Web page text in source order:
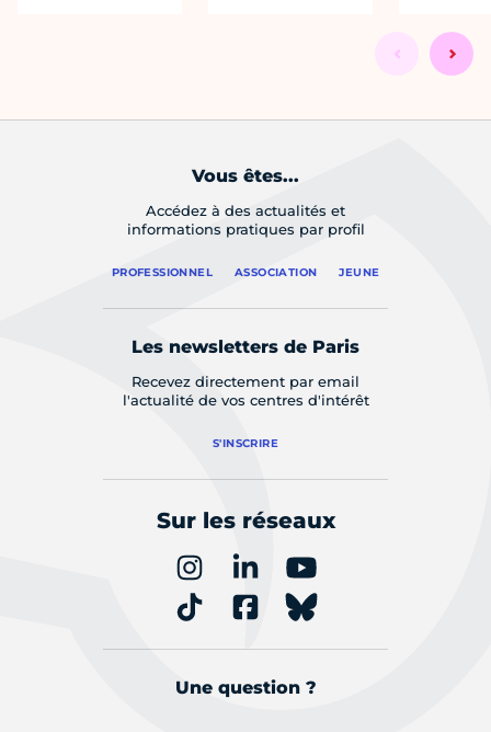
Vous êtes...
Accédez à des actualités et
informations pratiques par profil
PROFESSIONNEL ASSOCIATION JEUNE
Les newsletters de Paris
Recevez directement par email
l'actualité de vos centres d'intérêt
S'INSCRIRE
Sur les réseaux
Une question ?